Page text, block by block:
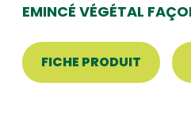
EMINCÉ VÉGÉTAL
FICHE PRODUIT